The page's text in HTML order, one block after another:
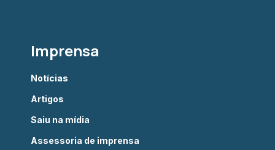
Imprensa
Notícias
Artigos
Saiu na mídia
Assessoria de imprensa